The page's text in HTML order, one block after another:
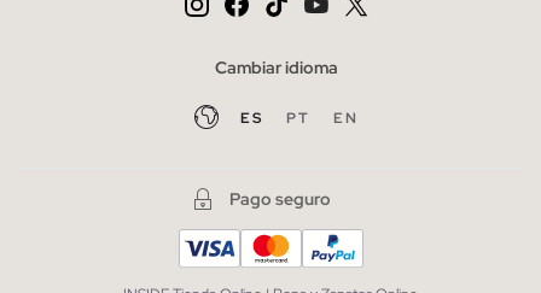
Cambiar idioma
ES PT EN
Pago seguro